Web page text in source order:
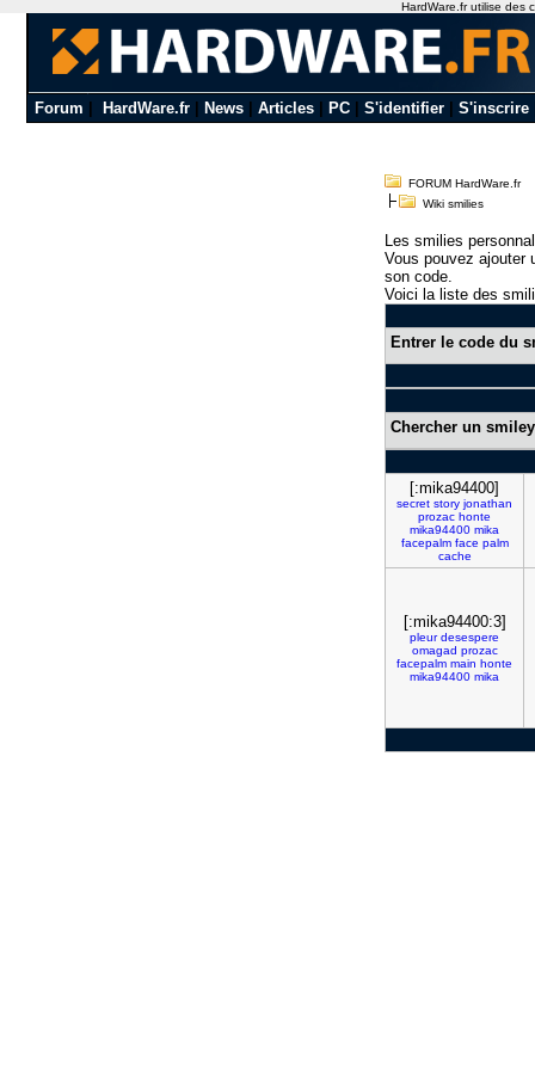
Forum HardWare.fr| News| Articles| PC| S'identifier| S'inscrire|
FORUM HardWare.fr
Wiki smilies
Les smilies
Vous pouvez ajouter
son code.
Voici la liste des
Entrer le code du
Chercher un
[:mika94400]
secret story jonathan
prozac honte
mika94400 mika
facepalm face palm
cache
[:mika94400:3]
pleur desespere
omagad prozac
facepalm main honte
mika94400 mika
HardWare.fr utilise des